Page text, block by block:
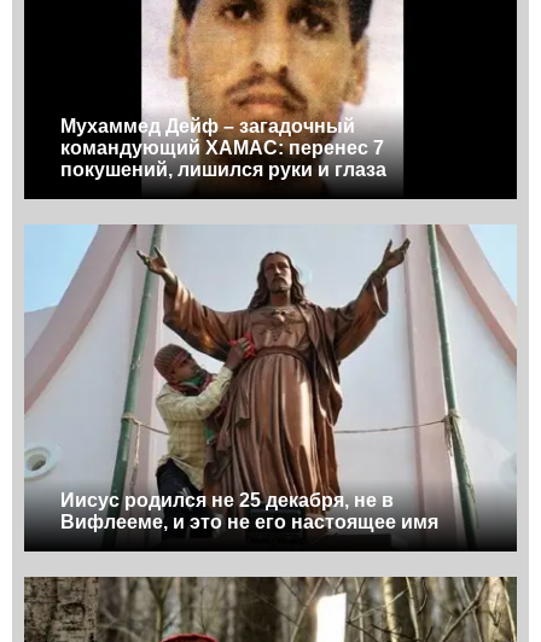
Мухаммед Дейф – загадочный
командующий ХАМАС: перенес 7
покушений, лишился руки и глаза
Иисус родился не 25 декабря, не в
Вифлееме, и это не его настоящее имя